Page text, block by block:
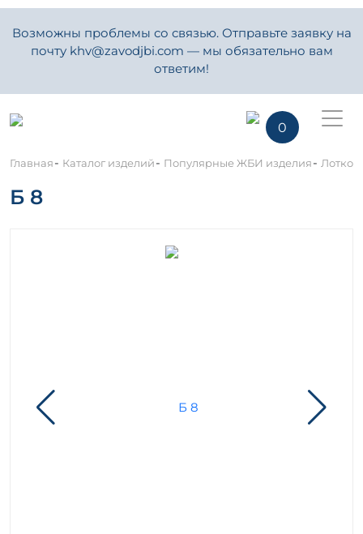
Возможны проблемы со связью. Отправьте заявку на
почту khv@zavodjbi.com — мы обязательно вам
ответим!
0
Главная- Каталог изделий- Популярные ЖБИ изделия-
Б 8